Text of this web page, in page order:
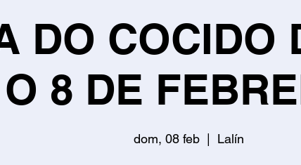
DO COCIDO
O 8 DE
dom, 08 feb
  |
Lalín